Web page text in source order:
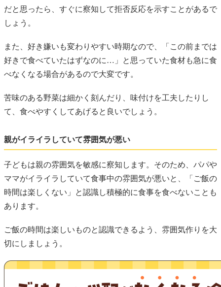
だと思ったら、すぐに察知して拒否反応を示すことがあるで
しょう。
また、好き嫌いも変わりやすい時期なので、「この前までは
好きで食べていたはずなのに…」と思っていた食材も急に食
べなくなる場合があるので大変です。
苦味のある野菜は細かく刻んだり、味付けを工夫したりし
て、食べやすくしてあげると良いでしょう。
親がイライラしていて雰囲気が悪い
子どもは親の雰囲気を敏感に察知します。そのため、パパや
ママがイライラしていて食事中の雰囲気が悪いと、「ご飯の
時間は楽しくない」と認識し積極的に食事を食べないことも
あります。
ご飯の時間は楽しいものと認識できるよう、雰囲気作りを大
切にしましょう。